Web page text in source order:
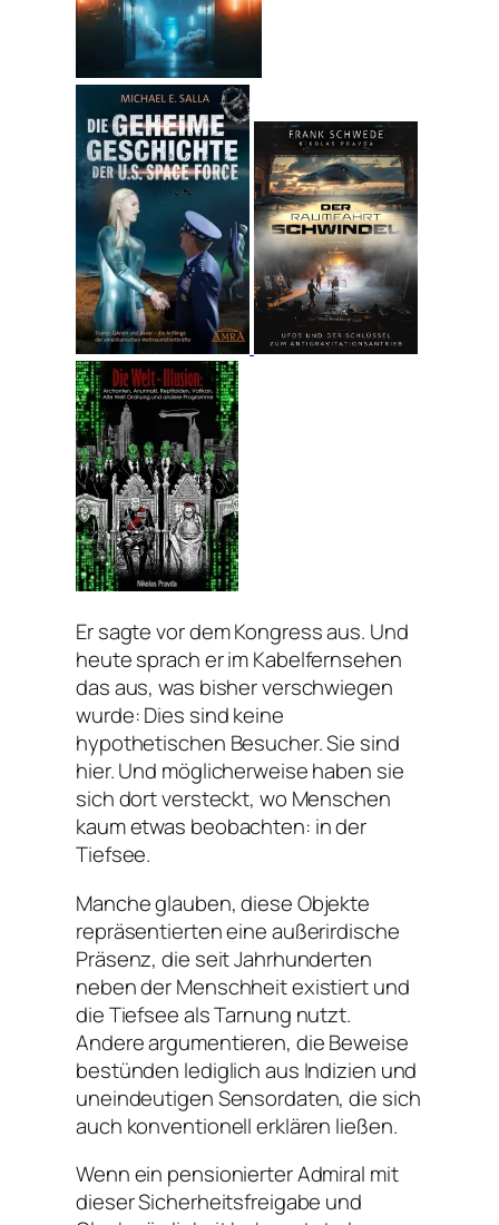
Er sagte vor dem Kongress aus. Und
heute sprach er im Kabelfernsehen
das aus, was bisher verschwiegen
wurde: Dies sind keine
hypothetischen Besucher. Sie sind
hier. Und möglicherweise haben sie
sich dort versteckt, wo Menschen
kaum etwas beobachten: in der
Tiefsee.
Manche glauben, diese Objekte
repräsentierten eine außerirdische
Präsenz, die seit Jahrhunderten
neben der Menschheit existiert und
die Tiefsee als Tarnung nutzt.
Andere argumentieren, die Beweise
bestünden lediglich aus Indizien und
uneindeutigen Sensordaten, die sich
auch konventionell erklären ließen.
Wenn ein pensionierter Admiral mit
dieser Sicherheitsfreigabe und